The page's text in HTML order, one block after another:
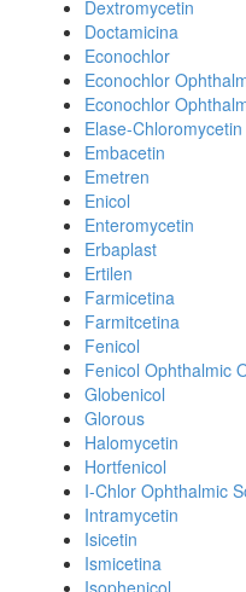
Dextromycetin
Doctamicina
Econochlor
Econochlor
Econochlor
Elase-Chloromycetin
Embacetin
Emetren
Enicol
Enteromycetin
Erbaplast
Ertilen
Farmicetina
Farmitcetina
Fenicol
Fenicol Ophthalmic
Globenicol
Glorous
Halomycetin
Hortfenicol
I-Chlor Ophthalmic
Intramycetin
Isicetin
Ismicetina
Isophenicol